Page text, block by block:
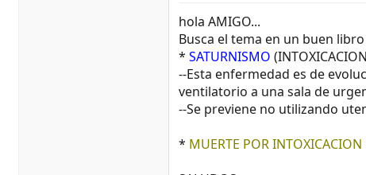
hola AMIGO...
Busca el tema en un buen
* SATURNISMO
--Esta enfermedad es de
ventilatorio a una sala de
--Se previene no utilizando
* MUERTE POR